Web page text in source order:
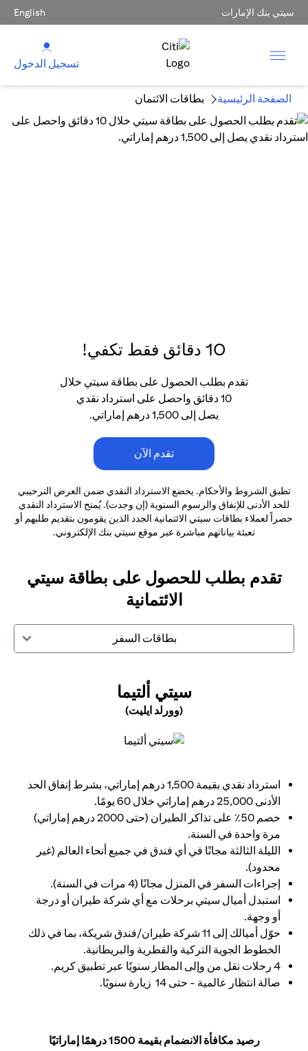
سيتي بنك الإمارات English
تسجيل الدخول
الصفحة الرئيسية بطاقات الائتمان
10 دقائق فقط تكفي!
تقدم بطلب الحصول على بطاقة سيتي خلال
10 دقائق واحصل على استرداد نقدي
يصل إلى 1,500 درهم إماراتي.
تقدم الآن
تطبق الشروط والأحكام. يخضع الاسترداد النقدي ضمن العرض الترحيبي
للحد الأدنى للإنفاق والرسوم السنوية (إن وجدت). يُمنح الاسترداد النقدي
حصراً لعملاء بطاقات سيتي الائتمانية الجدد الذين يقومون بتقديم طلبهم أو
تعبئة بياناتهم مباشرة عبر موقع سيتي بنك الإلكتروني.
تقدم بطلب للحصول على بطاقة سيتي
الائتمانية
بطاقات السفر
سيتي ألتيما
(وورلد ايليت)
استرداد نقدي بقيمة 1,500 درهم إماراتي، بشرط إنفاق الحد
الأدنى 25,000 درهم إماراتي خلال 60 يومًا.
خصم 50٪ على تذاكر الطيران (حتى 2000 درهم إماراتي)
مرة واحدة في السنة.
الليلة الثالثة مجانًا في أي فندق في جميع أنحاء العالم (غير
محدود).
إجراءات السفر في المنزل مجانًا (4 مرات في السنة).
استبدل أميال سيتي برحلات مع أي شركة طيران أو درجة
أو وجهة.
حوّل أميالك إلى 11 شركة طيران/فندق شريكة، بما في ذلك
الخطوط الجوية التركية والقطرية والبريطانية.
4 رحلات نقل من وإلى المطار سنويًا عبر تطبيق كريم.
صالة انتظار عالمية - حتى 14 زيارة سنويًا.
رصيد مكافأة الانضمام بقيمة 1500 درهمًا إماراتيًا